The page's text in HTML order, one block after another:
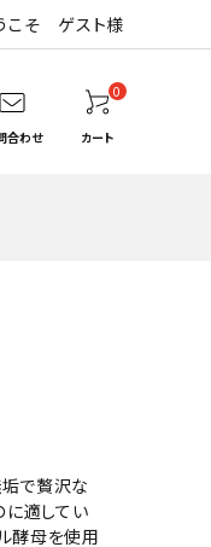
こそ ゲスト様
合わせ
0
カート
垢で贅沢な
適してい
酵母を使用